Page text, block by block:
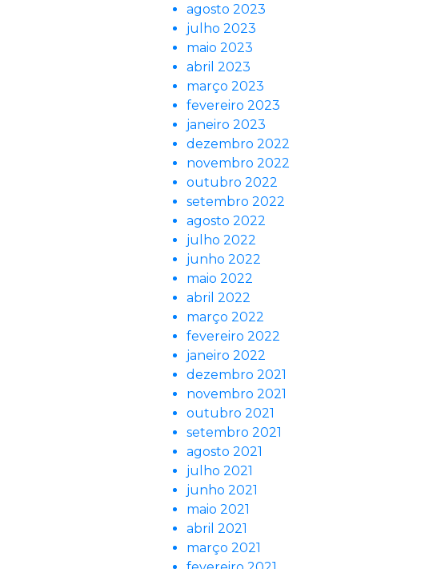
agosto 2023
julho 2023
maio 2023
abril 2023
março 2023
fevereiro 2023
janeiro 2023
dezembro 2022
novembro 2022
outubro 2022
setembro 2022
agosto 2022
julho 2022
junho 2022
maio 2022
abril 2022
março 2022
fevereiro 2022
janeiro 2022
dezembro 2021
novembro 2021
outubro 2021
setembro 2021
agosto 2021
julho 2021
junho 2021
maio 2021
abril 2021
março 2021